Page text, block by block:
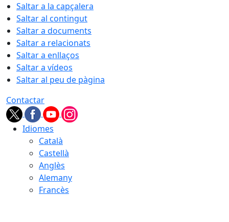
Saltar a la capçalera
Saltar al contingut
Saltar a documents
Saltar a relacionats
Saltar a enllaços
Saltar a vídeos
Saltar al peu de pàgina
Contactar
Idiomes
Català
Castellà
Anglès
Alemany
Francès